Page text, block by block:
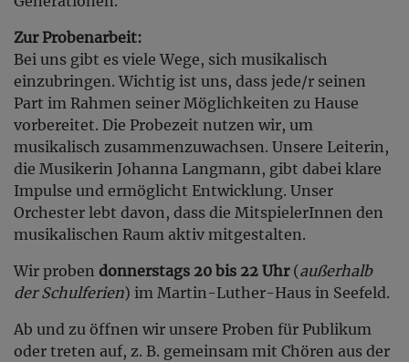
Zur Probenarbeit:
Bei uns gibt es viele Wege, sich musikalisch
einzubringen. Wichtig ist uns, dass jede/r seinen
Part im Rahmen seiner Möglichkeiten zu Hause
vorbereitet. Die Probezeit nutzen wir, um
musikalisch zusammenzuwachsen. Unsere Leiterin,
die Musikerin Johanna Langmann, gibt dabei klare
Impulse und ermöglicht Entwicklung. Unser
Orchester lebt davon, dass die MitspielerInnen den
musikalischen Raum aktiv mitgestalten.
Wir proben donnerstags 20 bis 22 Uhr(außerhalb
der Schulferien) im Martin-Luther-Haus in Seefeld.
Ab und zu öffnen wir unsere Proben für Publikum
oder treten auf, z. B. gemeinsam mit Chören aus der